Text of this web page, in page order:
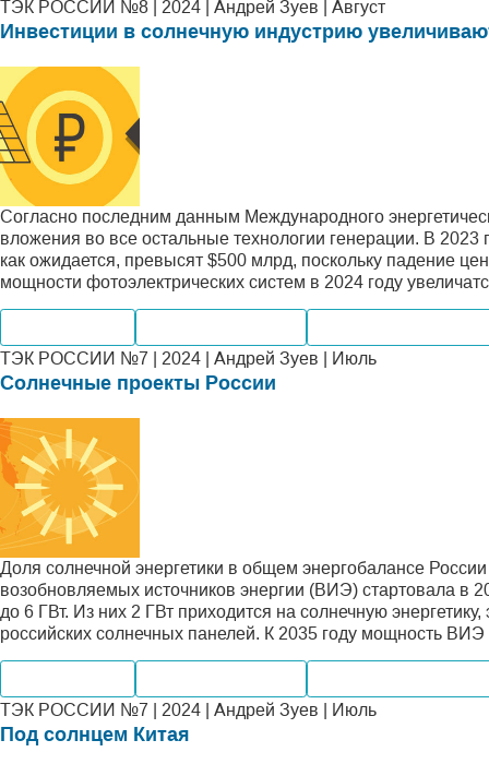
ТЭК РОССИИ №8 | 2024 | Андрей Зуев | Август
Инвестиции в солнечную индустрию
Согласно последним данным Международного
вложения во все остальные технологии генерации. В
как ожидается, превысят $500 млрд, поскольку падение
мощности фотоэлектрических систем в 2024 году
ТЭК РОССИИ №7 | 2024 | Андрей Зуев | Июль
Солнечные проекты России
Доля солнечной энергетики в общем энергобалансе
возобновляемых источников энергии (ВИЭ) стартовала в
до 6 ГВт. Из них 2 ГВт приходится на солнечную
российских солнечных панелей. К 2035 году мощность ВИЭ
ТЭК РОССИИ №7 | 2024 | Андрей Зуев | Июль
Под солнцем Китая